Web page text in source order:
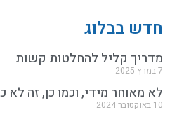
חדש בבלוג
מדריך קליל להחלטות קשות
7 במרץ 2025
לא מאוחר מידי, וכמו כן, זה
10 באוקטובר 2024